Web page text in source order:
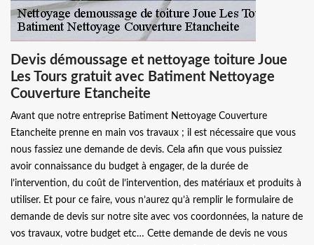
Devis démoussage et nettoyage toiture Joue
Les Tours gratuit avec Batiment Nettoyage
Couverture Etancheite
Avant que notre entreprise Batiment Nettoyage Couverture
Etancheite prenne en main vos travaux ; il est nécessaire que vous
nous fassiez une demande de devis. Cela afin que vous puissiez
avoir connaissance du budget à engager, de la durée de
l’intervention, du coût de l’intervention, des matériaux et produits à
utiliser. Et pour ce faire, vous n’aurez qu’à remplir le formulaire de
demande de devis sur notre site avec vos coordonnées, la nature de
vos travaux, votre budget etc… Cette demande de devis ne vous